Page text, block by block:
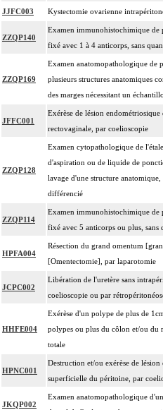
JJFC003 Kystectomie ovarienne
ZZQP140
Examen immunohistochimique de
fixé avec 1 à 4 anticorps, sans
ZZQP169
Examen anatomopathologique de
plusieurs structures anatomiques
des marges nécessitant un
JFFC001
Exérèse de lésion endométriosique
rectovaginale, par coelioscopie
ZZQP128
Examen cytopathologique de
d'aspiration ou de liquide de
lavage d'une structure
différencié
ZZQP114
Examen immunohistochimique de
fixé avec 5 anticorps ou plus, sans
HPFA004
Résection du grand omentum
[Omentectomie], par laparotomie
JCPC002
Libération de l'uretère sans
coelioscopie ou par
HHFE004
Exérèse d'un polype de plus de
polypes ou plus du côlon et/ou du
totale
HPNC001
Destruction et/ou exérèse de
superficielle du péritoine, par
JKQP002
Examen anatomopathologique